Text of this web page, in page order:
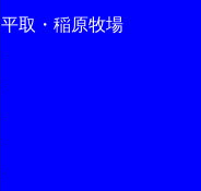
平取・稲原牧場